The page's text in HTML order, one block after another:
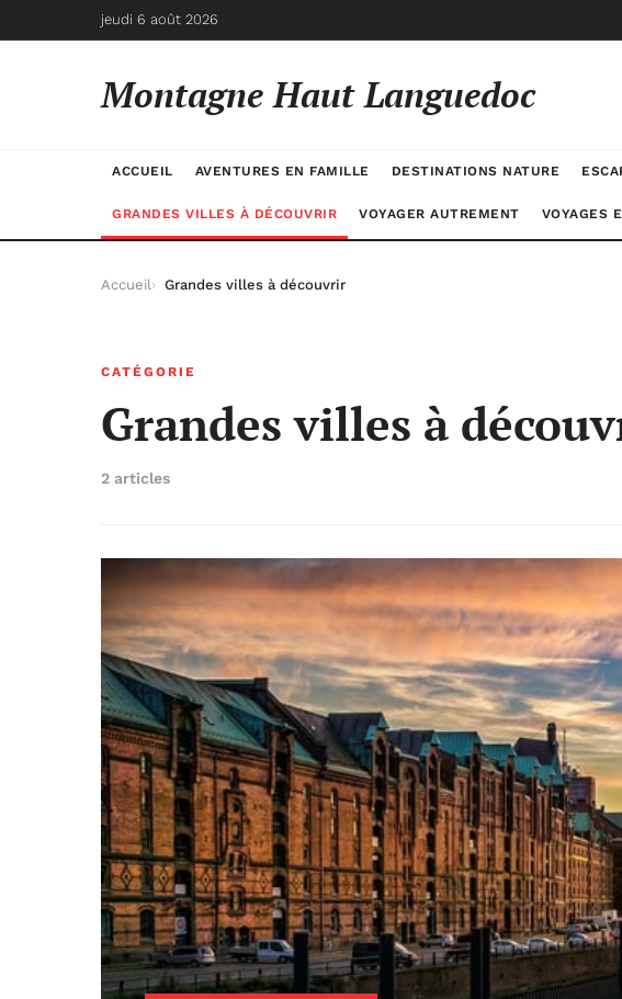
jeudi 6 août 2026
Montagne Haut Languedoc
ACCUEIL AVENTURES EN FAMILLE DESTINATIONS NATURE
GRANDES VILLES À DÉCOUVRIR VOYAGER AUTREMENT VOYAGES
Accueil Grandes villes à découvrir
CATÉGORIE
Grandes villes à
2 articles